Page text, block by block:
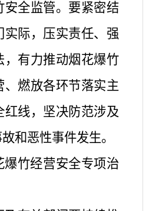
安全监管。要紧密结
实际，压实责任、强
，有力推动烟花爆竹
燃放各环节落实主
线，坚决防范涉及
和恶性事件发生。
爆竹经营安全专项治